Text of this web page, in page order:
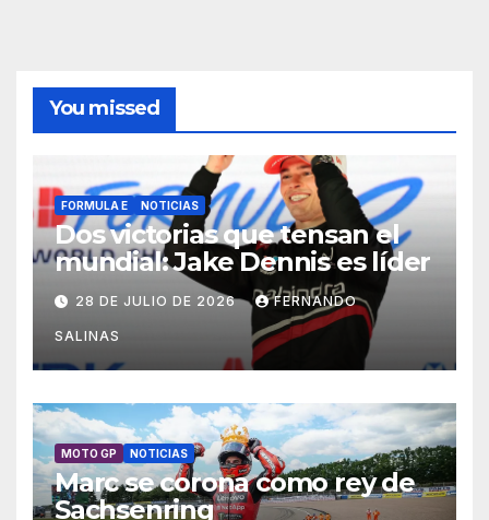
You missed
FORMULA E NOTICIAS
Dos victorias que tensan el
mundial: Jake Dennis es líder
28 DE JULIO DE 2026 FERNANDO
SALINAS
MOTO GP NOTICIAS
Marc se corona como rey de
Sachsenring